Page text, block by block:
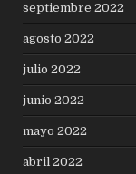
septiembre 2022
agosto 2022
julio 2022
junio 2022
mayo 2022
abril 2022